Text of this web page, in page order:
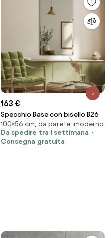
163 €
Specchio Base con bisello B26
100×56 cm, da parete, moderno
Da spedire tra 1 settimana
Consegna gratuita